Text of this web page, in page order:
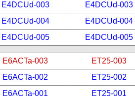
E4DCUd-003
E4DCUd-003
E4DCUd-004
E4DCUd-004
E4DCUd-005 E4DCUd-005
E6ACTa-003
ET25-003
E6ACTa-002
ET25-002
E6ACTa-001
ET25-001